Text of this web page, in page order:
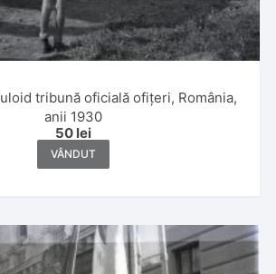
tribună oficială ofițeri, România,
anii 1930
50 lei
VÂNDUT